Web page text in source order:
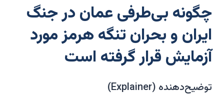
چگونه بی‌طرفی عمان در جنگ
ایران و بحران تنگه هرمز مورد
آزمایش قرار گرفته است
توضیح‌دهنده (Explainer)